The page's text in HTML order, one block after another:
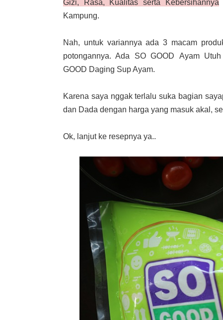
Gizi, Rasa, Kualitas serta Kebersihannya
Kampung.
Nah, untuk variannya ada 3 macam
potongannya. Ada SO GOOD Ayam
GOOD Daging Sup Ayam.
Karena saya nggak terlalu suka bagian
dan Dada dengan harga yang masuk akal,
Ok, lanjut ke resepnya ya..